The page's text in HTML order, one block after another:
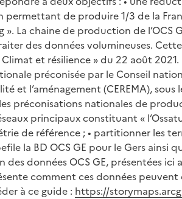
de produire 1/3 de la
La chaine de production de
des données volumineuses.
et résilience » du 22 août
préconisée par le Conseil
et l’aménagement (CEREMA),
les préconisations nationales de
principaux constituant «
de référence ; • partitionner les
la BD OCS GE pour le Gers
données OCS GE, présentées
comment ces données
à ce guide : https://